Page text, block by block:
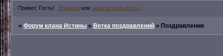
Привет, Гость! Войдитеили зарегистрируйтесь
»Форум клана Истины »Ветка поздравлений »Поздравления